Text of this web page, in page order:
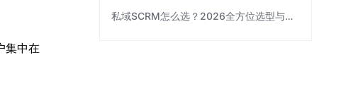
集中在
私域SCRM怎么选？2026全方位选型与避坑指南｜艾客SCRM